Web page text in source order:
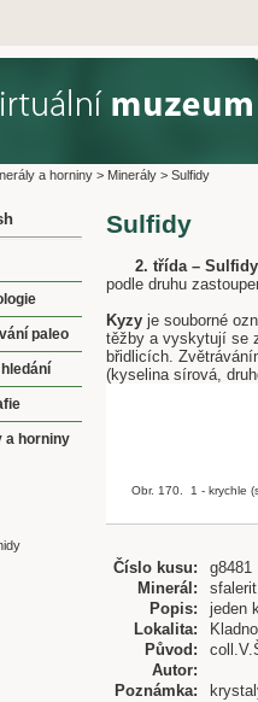
a horniny > Minerály > Sulfidy
paleo
a horniny
Sulfidy
2. třída – Sulfidy
podle druhu
Kyzy je souborné
těžby a vyskytují se
břidlicích.
(kyselina sírová,
Obr. 170. 1 - krychle
Číslo kusu:
g8481
Minerál:
Popis:
jeden
Lokalita:
Původ:
Autor:
Poznámka: